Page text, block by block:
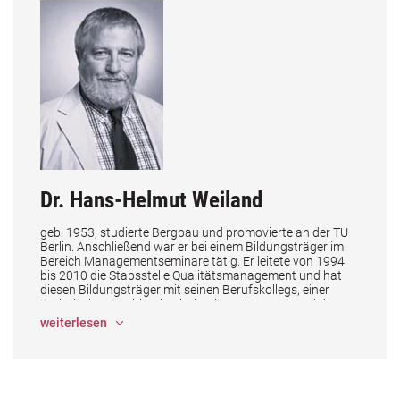
mit Vergabeverfahren
Unternehmen
Dr. Hans-Helmut Weiland
geb. 1953, studierte Bergbau und promovierte an der TU
Berlin. Anschließend war er bei einem Bildungsträger im
Bereich Managementseminare tätig. Er leitete von 1994
bis 2010 die Stabsstelle Qualitätsmanagement und hat
diesen Bildungsträger mit seinen Berufskollegs, einer
Technischen Fachhochschule, einem Museum und den
Verwaltungsbereichen 1998 erfolgreich zur
weiterlesen